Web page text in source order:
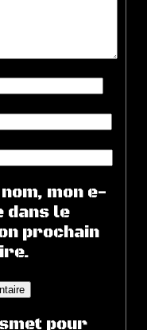
mon e-
dans le
prochain
pour